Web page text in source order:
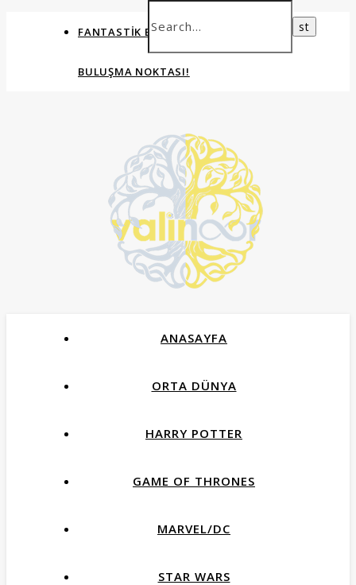
FANTASTIK EVRENLERIN ORTAK
BULUŞMA NOKTASI!
ANASAYFA
ORTA DÜNYA
HARRY POTTER
GAME OF THRONES
MARVEL/DC
STAR WARS